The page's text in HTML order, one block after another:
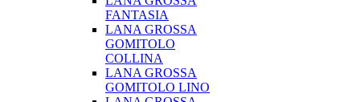
FANTASIA
LANA GROSSA
GOMITOLO
COLLINA
LANA GROSSA
GOMITOLO LINO